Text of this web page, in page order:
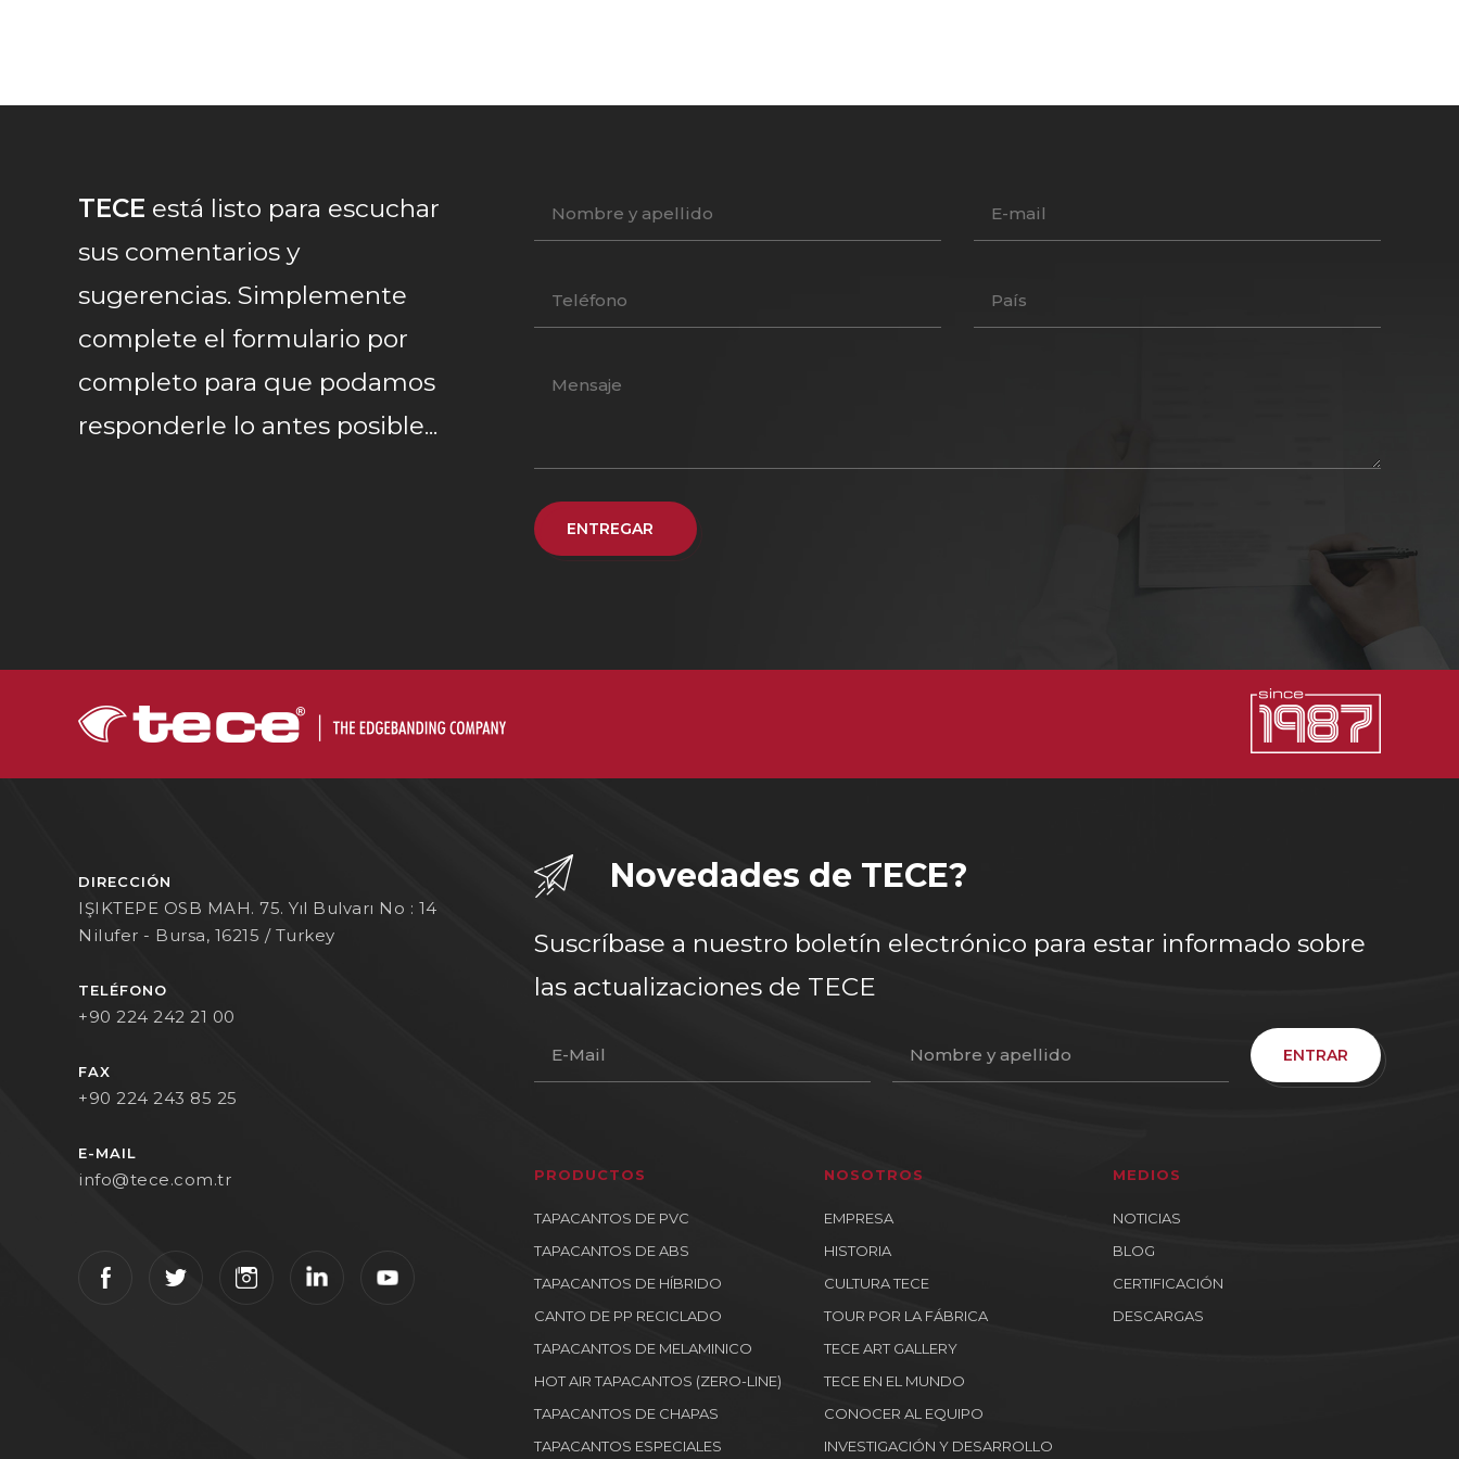
TECE está listo para escuchar
sus comentarios y
sugerencias. Simplemente
complete el formulario por
completo para que podamos
responderle lo antes posible...
ENTREGAR
Novedades de TECE?
Suscríbase a nuestro boletín electrónico para estar informado sobre
las actualizaciones de TECE
ENTRAR
PRODUCTOS
TAPACANTOS DE PVC
TAPACANTOS DE ABS
TAPACANTOS DE HÍBRIDO
CANTO DE PP RECICLADO
TAPACANTOS DE MELAMINICO
HOT AIR TAPACANTOS (ZERO-LINE)
TAPACANTOS DE CHAPAS
TAPACANTOS ESPECIALES
NOSOTROS
EMPRESA
HISTORIA
CULTURA TECE
TOUR POR LA FÁBRICA
TECE ART GALLERY
TECE EN EL MUNDO
CONOCER AL EQUIPO
INVESTIGACIÓN Y DESARROLLO
MEDIOS
NOTICIAS
BLOG
CERTIFICACIÓN
DESCARGAS
DIRECCIÓN
IŞIKTEPE OSB MAH. 75. Yıl Bulvarı No : 14
Nilufer - Bursa, 16215 / Turkey
TELÉFONO
+90 224 242 21 00
FAX
+90 224 243 85 25
E-MAIL
info@tece.com.tr